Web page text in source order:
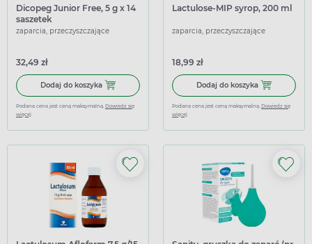
Dicopeg Junior Free, 5 g x 14
saszetek
zaparcia, przeczyszczające
32,49 zł
Dodaj do koszyka Dodaj do koszyka Dicopeg Junior Free, 5 g x 14 saszetek
Podana cena jest ceną maksymalną. Dowiedz się
więcej
Lactulose-MIP syrop, 200 ml
zaparcia, przeczyszczające
18,99 zł
Dodaj do koszyka Dodaj do
Podana cena jest ceną maksymalną. Dowiedz się
więcej